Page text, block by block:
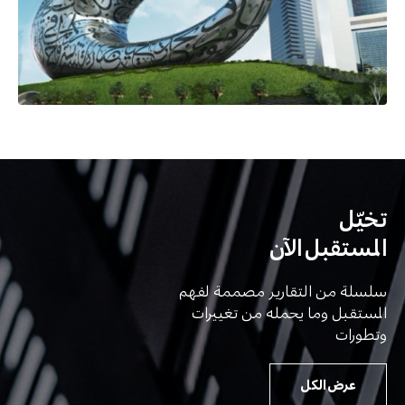
تخيّل
المستقبل الآن
سلسلة من التقارير مصممة لفهم
المستقبل وما يحمله من تغييرات
وتطورات
عرض الكل